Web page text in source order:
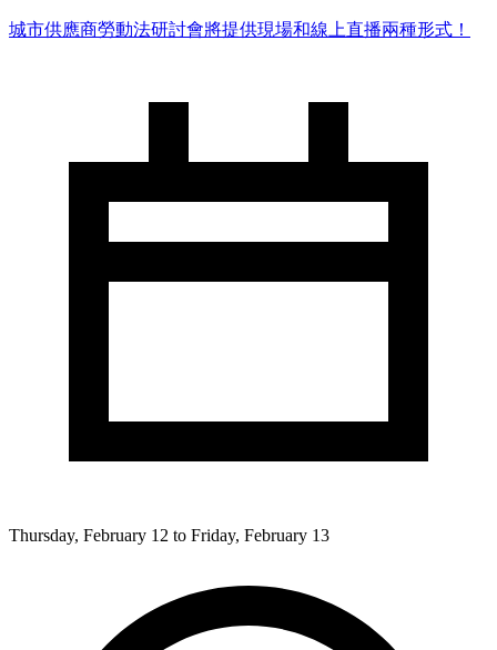
城市供應商勞動法研討會將提供現場和線上直播兩種形式！
Thursday, February 12 to Friday, February 13